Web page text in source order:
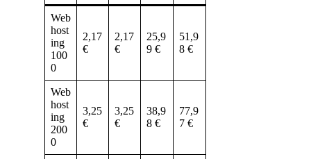
Web
host
ing
100
0
2,17
€
2,17
€
25,9
9 €
51,9
8 €
Web
host
ing
200
0
3,25
€
3,25
€
38,9
8 €
77,9
7 €